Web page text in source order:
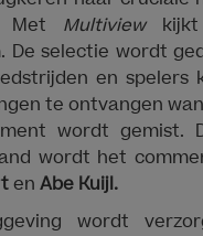
Met Multiviewkijkt
De selectie wordt
en spelers
te ontvangen
wordt gemist.
wordt het
en Abe Kuijl.
wordt